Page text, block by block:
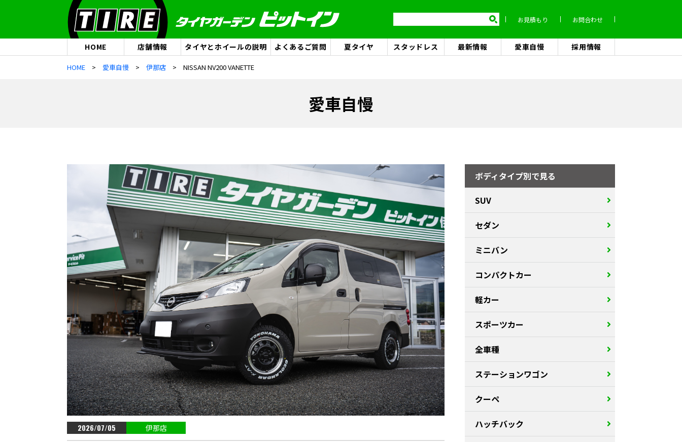
お見積もり お問合わせ
HOME 店舗情報 タイヤとホイールの説明 よくあるご質問 夏タイヤ スタッドレス 最新情報 愛車自慢 採用情報
HOME 愛車自慢 伊那店 NISSAN NV200 VANETTE
愛車自慢
2026/07/05 伊那店
ボディタイプ別で見る
SUV
セダン
ミニバン
コンパクトカー
軽カー
スポーツカー
全車種
ステーションワゴン
クーペ
ハッチバック